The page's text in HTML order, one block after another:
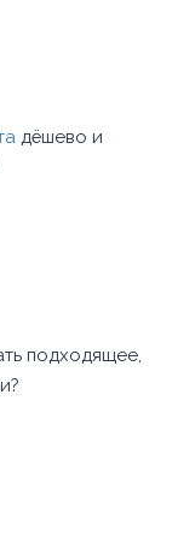
дёшево и
подходящее,